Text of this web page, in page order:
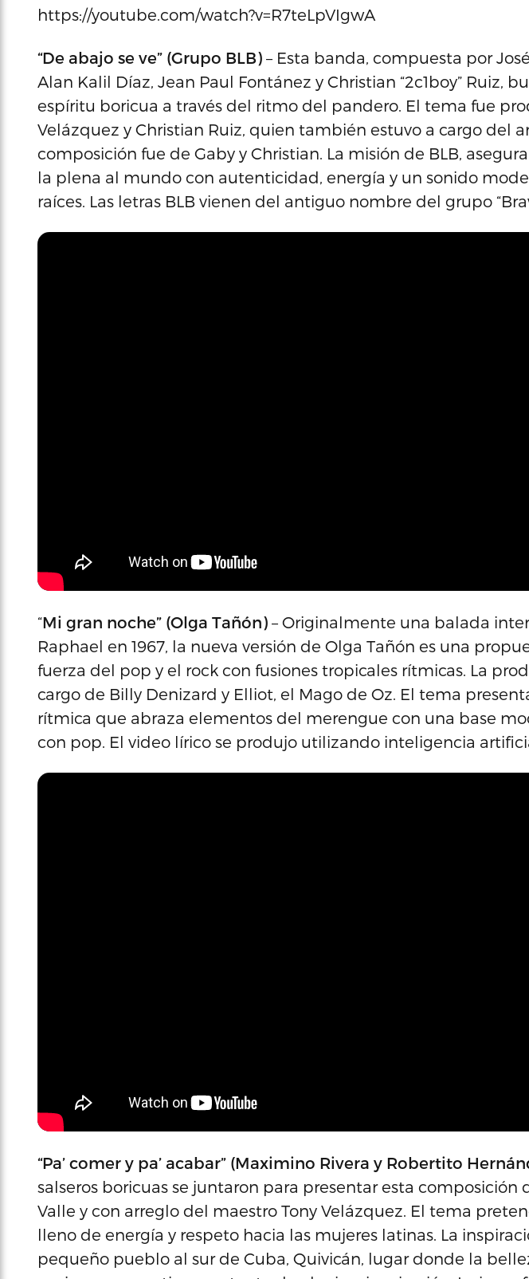
https://youtube.com/watch?v=R7teLpVIgwA
“De abajo se ve” (Grupo BLB) – Esta banda, compuesta por José
Alan Kalil Díaz, Jean Paul Fontánez y Christian “2c1boy” Ruiz,
espíritu boricua a través del ritmo del pandero. El tema fue
Velázquez y Christian Ruiz, quien también estuvo a cargo del
composición fue de Gaby y Christian. La misión de BLB,
la plena al mundo con autenticidad, energía y un sonido
raíces. Las letras BLB vienen del antiguo nombre del grupo
“Mi gran noche” (Olga Tañón) – Originalmente una balada
Raphael en 1967, la nueva versión de Olga Tañón es una
fuerza del pop y el rock con fusiones tropicales rítmicas. La
cargo de Billy Denizard y Elliot, el Mago de Oz. El tema
rítmica que abraza elementos del merengue con una base
con pop. El video lírico se produjo utilizando inteligencia
“Pa’ comer y pa’ acabar” (Maximino Rivera y Robertito
salseros boricuas se juntaron para presentar esta composición
Valle y con arreglo del maestro Tony Velázquez. El tema
lleno de energía y respeto hacia las mujeres latinas. La
pequeño pueblo al sur de Cuba, Quivicán, lugar donde la